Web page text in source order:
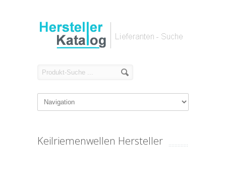
Keilriemenwellen Hersteller